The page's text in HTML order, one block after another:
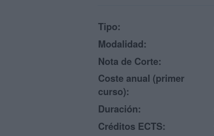
Tipo:
Modalidad:
Nota de Corte:
Coste anual (primer
curso):
Duración:
Créditos ECTS: